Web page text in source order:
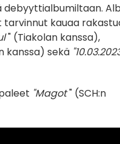
tarvinnut kauaa
" (Tiakolan kanssa),
kanssa) sekä
"Magot" (SCH:n